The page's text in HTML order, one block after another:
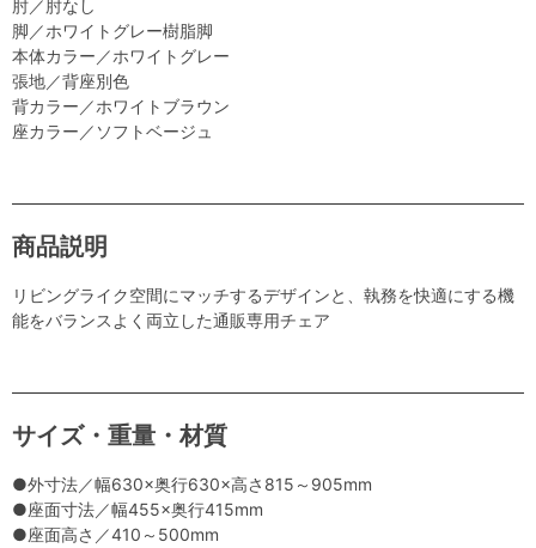
肘／肘なし
脚／ホワイトグレー樹脂脚
本体カラー／ホワイトグレー
張地／背座別色
背カラー／ホワイトブラウン
座カラー／ソフトベージュ
商品説明
リビングライク空間にマッチするデザインと、執務を快適にする機
能をバランスよく両立した通販専用チェア
サイズ・重量・材質
●外寸法／幅630×奥行630×高さ815～905mm
●座面寸法／幅455×奥行415mm
●座面高さ／410～500mm